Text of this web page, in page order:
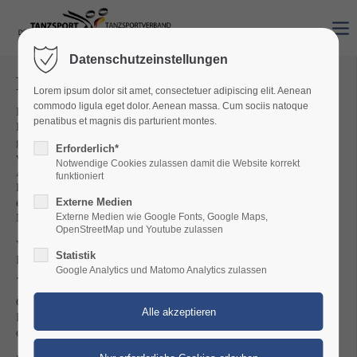
Deutsches Tanzsport Abzeichen
Der Deutsche Tanzsportverband verleiht für tanzsportliche
Leistungen das Deutsche Tanzsport-Abzeichen. Für das DTSA
gelten die gleichen Rahmenbedingungen wie für das vom DOSB
verliehene Deutsche Sportabzeichen. Es ist die offizielle
Auszeichnung des DTV für gutes Tanzen und körperliche
Fitness. Zwischen 18.000 und 20.000 Tänzerinnen und Tänzer
erwerben jährlich das DTSA – zum ersten oder wiederholten
Mal.
Verliehen wird das Abzeichen in Bronze, Silber, Gold und
Brillant - und als Gold oder Brillant mit Zahl nach 5, 10, 15, 20,
... Abnahmen.
Grundsätzlich wird die aufsteigende Reihenfolge mit steigenden
Leistungsanforderungen empfohlen - im Schulsportbereich muss
die Reihenfolge eingehalten werden.
Datenschutzeinstellungen
Lorem ipsum dolor sit amet, consectetuer adipiscing elit. Aenean
commodo ligula eget dolor. Aenean massa. Cum sociis natoque
penatibus et magnis dis parturient montes.
Erforderlich*
Notwendige Cookies zulassen damit die Website korrekt
funktioniert
Externe Medien
Externe Medien wie Google Fonts, Google Maps,
OpenStreetMap und Youtube zulassen
Statistik
Google Analytics und Matomo Analytics zulassen